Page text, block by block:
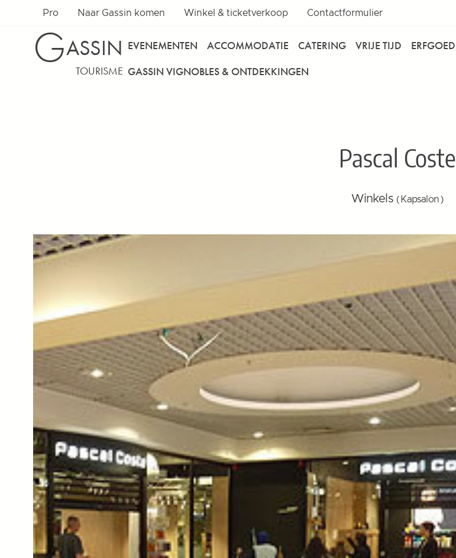
Pro Naar Gassin komen Winkel & ticketverkoop Contactformulier
GASSIN
TOURISME
EVENEMENTEN ACCOMMODATIE CATERING VRIJE TIJD ERFGOED
GASSIN VIGNOBLES & ONTDEKKINGEN
Pascal Coste
Winkels ( Kapsalon )